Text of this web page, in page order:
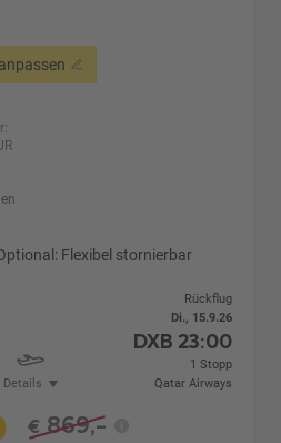
Flexibel stornierbar
Details
Rückflug
Di., 15.9.26
DXB 23:00
1 Stopp
Qatar Airways
€ 869,-